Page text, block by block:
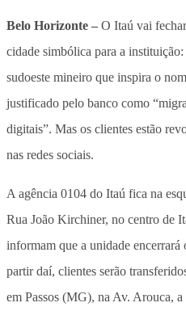
Belo Horizonte – O Itaú vai
cidade simbólica para a
sudoeste mineiro que inspira o
justificado pelo banco como
digitais”. Mas os clientes estão
nas redes sociais.
A agência 0104 do Itaú fica na
Rua João Kirchiner, no centro de
informam que a unidade
partir daí, clientes serão
em Passos (MG), na Av. Arouca,